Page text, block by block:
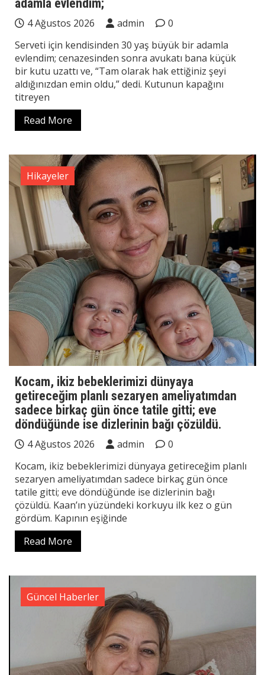
adamla evlendim;
4 Ağustos 2026 admin
0
Serveti için kendisinden 30 yaş büyük bir adamla
evlendim; cenazesinden sonra avukatı bana küçük
bir kutu uzattı ve, “Tam olarak hak ettiğiniz şeyi
aldığınızdan emin oldu,” dedi. Kutunun kapağını
titreyen
Read More
Hikayeler
Kocam, ikiz bebeklerimizi dünyaya
getireceğim planlı sezaryen ameliyatımdan
sadece birkaç gün önce tatile gitti; eve
döndüğünde ise dizlerinin bağı çözüldü.
4 Ağustos 2026 admin
0
Kocam, ikiz bebeklerimizi dünyaya getireceğim planlı
sezaryen ameliyatımdan sadece birkaç gün önce
tatile gitti; eve döndüğünde ise dizlerinin bağı
çözüldü. Kaan’ın yüzündeki korkuyu ilk kez o gün
gördüm. Kapının eşiğinde
Read More
Güncel Haberler